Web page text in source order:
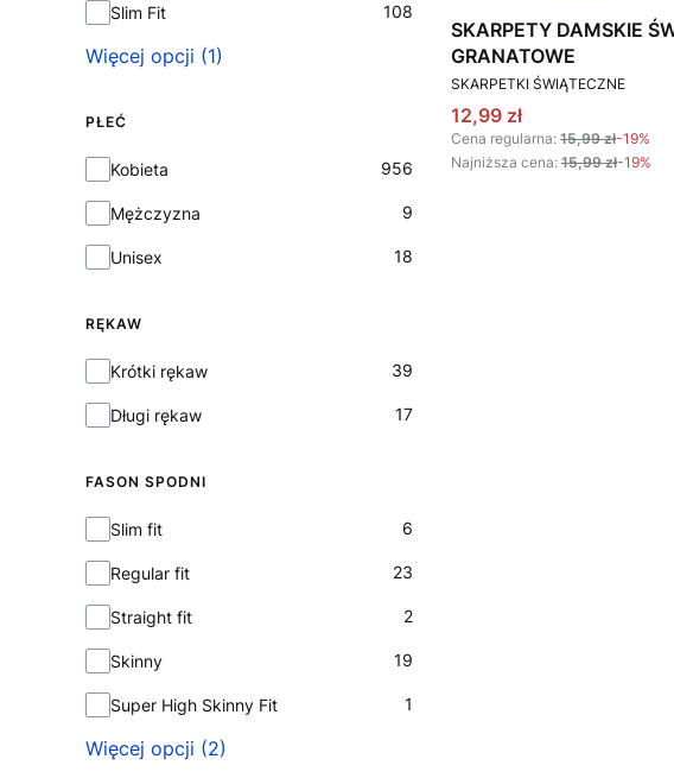
Slim Fit 108
Więcej opcji (1)
PŁEĆ
PłećKobieta 956
Mężczyzna 9
Unisex 18
RĘKAW
Rękaw
Krótki rękaw 39
Długi rękaw 17
FASON SPODNI
Fason spodni
Slim fit 6
Regular fit 23
Straight fit 2
Skinny 19
Super High Skinny Fit 1
Więcej opcji (2)
SKARPETY DAMSKIE
GRANATOWE
PRODUCENT
SKARPETKI ŚWIĄTECZNE
Cena promocyjna
12,99 zł
Cena regularna: 15,99 zł-19%
Najniższa cena: 15,99 zł-19%